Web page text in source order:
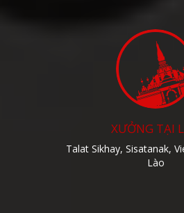
XƯỞNG TẠI
Talat Sikhay, Sisatanak,
Lào